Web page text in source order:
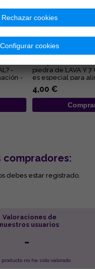
-
-
PULSERA
8MM LAVA Y 7
piedra de LAVA Y 7
es especial para
centros
4,00 €
compradores:
debes estar registrado.
Valoraciones de
nuestros usuarios
-
producto no ha sido valorado
Rechazar cookies
Configurar cookies